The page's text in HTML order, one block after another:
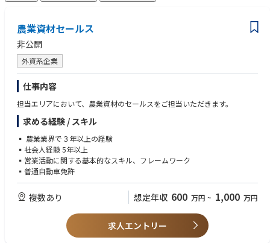
農業資材セールス
非公開
外資系企業
仕事内容
担当エリアにおいて、農業資材のセールスをご担当いただきます。
求める経験 / スキル
▪ 農業業界で３年以上の経験
▪社会人経験 5年以上
▪営業活動に関する基本的なスキル、フレームワーク
▪普通自動車免許
複数あり 想定年収 600 万円 ~ 1,000 万円
求人エントリー